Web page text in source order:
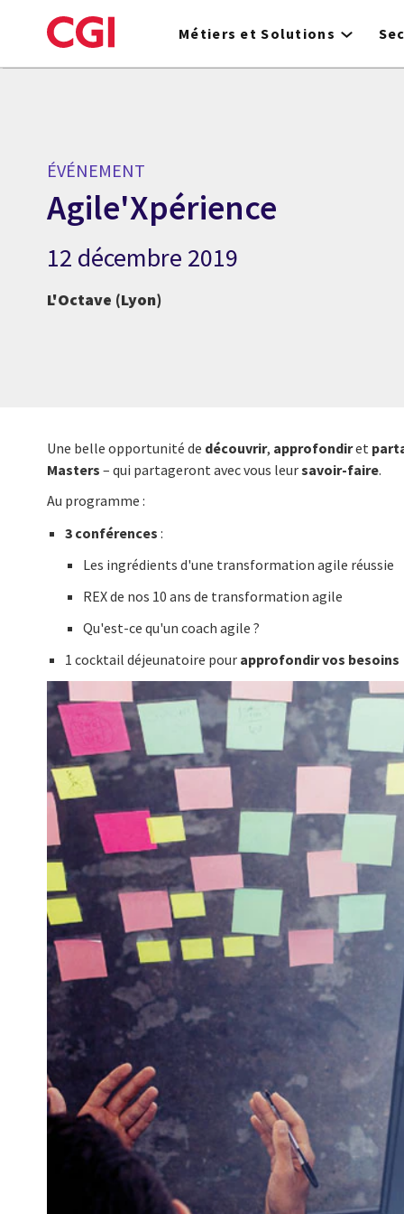
to
Métiers et Solutions
ÉVÉNEMENT
Agile'Xpérience
12 décembre 2019
L'Octave (Lyon)
Une belle opportunité de découvrir, approfondiret
Masters – qui partageront avec vous leursavoir-faire.
Au programme :
3 conférences :
Les ingrédients d'une transformation agile réussie
REX de nos 10 ans de transformation agile
Qu'est-ce qu'un coach agile ?
1 cocktail déjeunatoire pour approfondir vos besoins